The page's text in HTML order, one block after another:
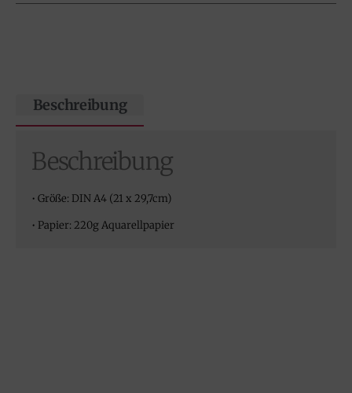
Beschreibung
Beschreibung
• Größe: DIN A4 (21 x 29,7cm)
• Papier: 220g Aquarellpapier